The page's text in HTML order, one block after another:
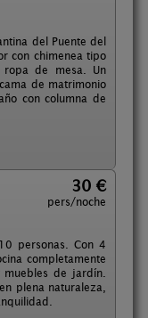
del Puente del
con chimenea tipo
ropa de mesa. Un
de matrimonio
con columna de
30 €
pers/noche
personas. Con 4
completamente
de jardín.
plena naturaleza,